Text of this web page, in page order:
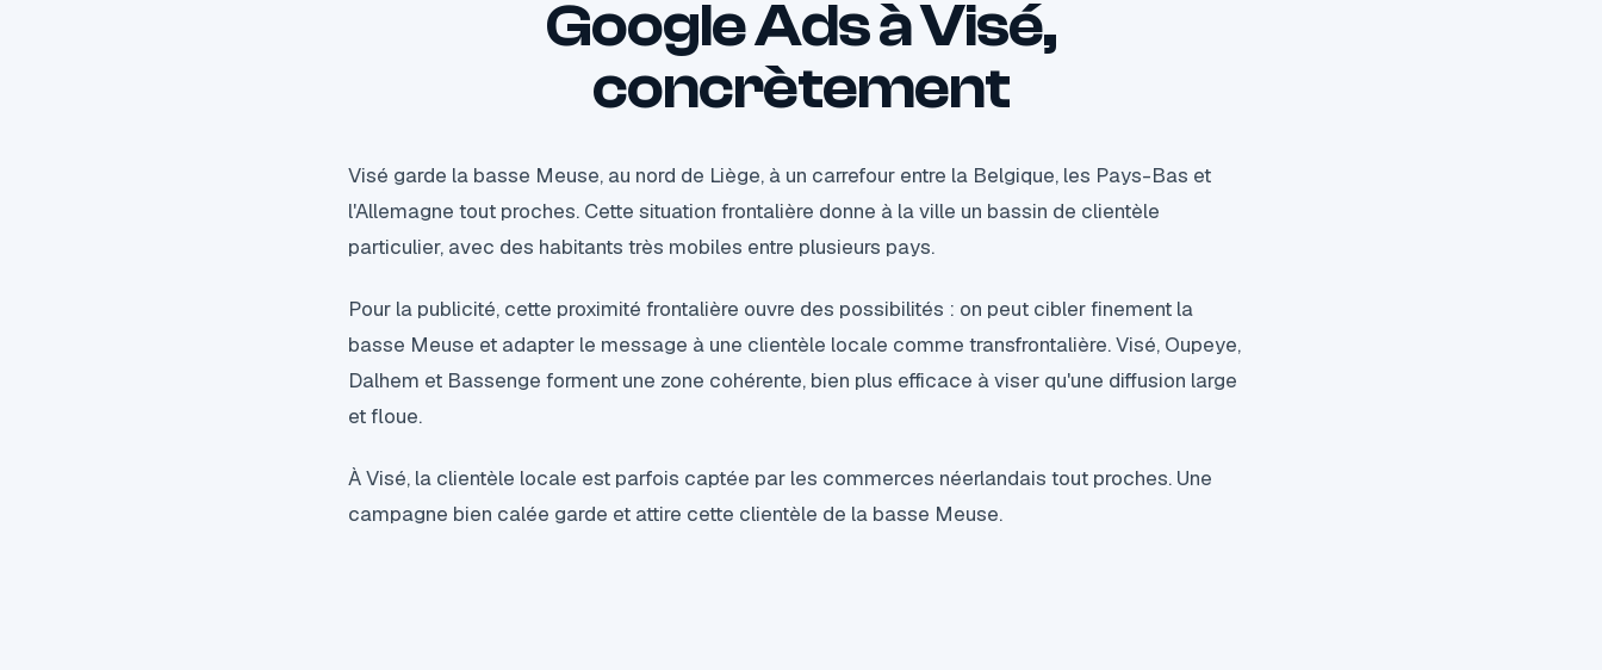
Google Ads à Visé,
concrètement
Visé garde la basse Meuse, au nord de Liège, à un carrefour entre la Belgique, les Pays-Bas et
l'Allemagne tout proches. Cette situation frontalière donne à la ville un bassin de clientèle
particulier, avec des habitants très mobiles entre plusieurs pays.
Pour la publicité, cette proximité frontalière ouvre des possibilités : on peut cibler finement la
basse Meuse et adapter le message à une clientèle locale comme transfrontalière. Visé, Oupeye,
Dalhem et Bassenge forment une zone cohérente, bien plus efficace à viser qu'une diffusion large
et floue.
À Visé, la clientèle locale est parfois captée par les commerces néerlandais tout proches. Une
campagne bien calée garde et attire cette clientèle de la basse Meuse.